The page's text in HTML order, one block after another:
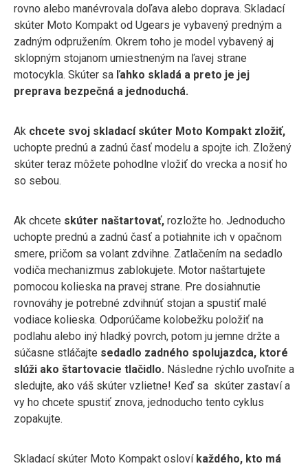
rovno alebo manévrovala doľava alebo doprava. Skladací
skúter Moto Kompakt od Ugears je vybavený predným a
zadným odpružením. Okrem toho je model vybavený aj
sklopným stojanom umiestneným na ľavej strane
motocykla. Skúter sa ľahko skladá a preto je jej
preprava bezpečná a jednoduchá.
Ak chcete svoj skladací skúter Moto Kompakt zložiť,
uchopte prednú a zadnú časť modelu a spojte ich. Zložený
skúter teraz môžete pohodlne vložiť do vrecka a nosiť ho
so sebou.
Ak chcete skúter naštartovať, rozložte ho. Jednoducho
uchopte prednú a zadnú časť a potiahnite ich v opačnom
smere, pričom sa volant zdvihne. Zatlačením na sedadlo
vodiča mechanizmus zablokujete. Motor naštartujete
pomocou kolieska na pravej strane. Pre dosiahnutie
rovnováhy je potrebné zdvihnúť stojan a spustiť malé
vodiace kolieska. Odporúčame kolobežku položiť na
podlahu alebo iný hladký povrch, potom ju jemne držte a
súčasne stláčajte sedadlo zadného spolujazdca, ktoré
slúži ako štartovacie tlačidlo. Následne rýchlo uvoľnite a
sledujte, ako váš skúter vzlietne! Keď sa skúter zastaví a
vy ho chcete spustiť znova, jednoducho tento cyklus
zopakujte.
Skladací skúter Moto Kompakt osloví každého, kto má